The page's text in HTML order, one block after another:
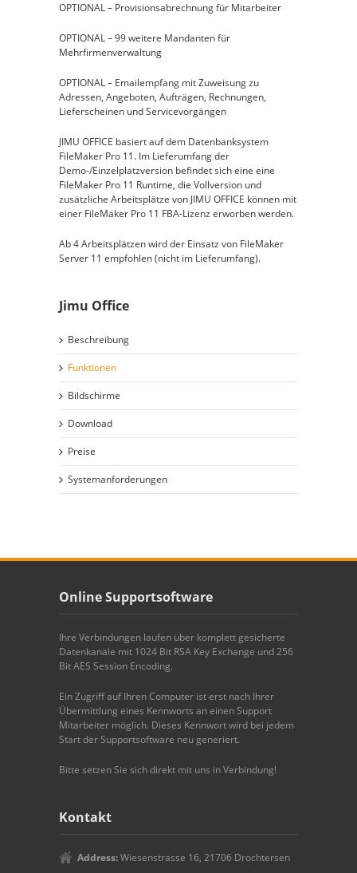
OPTIONAL – Provisionsabrechnung für Mitarbeiter
OPTIONAL – 99 weitere Mandanten für
Mehrfirmenverwaltung
OPTIONAL – Emailempfang mit Zuweisung zu
Adressen, Angeboten, Aufträgen, Rechnungen,
Lieferscheinen und Servicevorgängen
JIMU OFFICE basiert auf dem Datenbanksystem
FileMaker Pro 11. Im Lieferumfang der
Demo-/Einzelplatzversion befindet sich eine eine
FileMaker Pro 11 Runtime, die Vollversion und
zusätzliche Arbeitsplätze von JIMU OFFICE können mit
einer FileMaker Pro 11 FBA-Lizenz erworben werden.
Ab 4 Arbeitsplätzen wird der Einsatz von FileMaker
Server 11 empfohlen (nicht im Lieferumfang).
Jimu Office
Beschreibung
Funktionen
Bildschirme
Download
Preise
Systemanforderungen
Online Supportsoftware
Ihre Verbindungen laufen über komplett gesicherte
Datenkanäle mit 1024 Bit RSA Key Exchange und 256
Bit AES Session Encoding.
Ein Zugriff auf Ihren Computer ist erst nach Ihrer
Übermittlung eines Kennworts an einen Support
Mitarbeiter möglich. Dieses Kennwort wird bei jedem
Start der Supportsoftware neu generiert.
Bitte setzen Sie sich direkt mit uns in Verbindung!
Kontakt
Address:Wiesenstrasse 16, 21706 Drochtersen